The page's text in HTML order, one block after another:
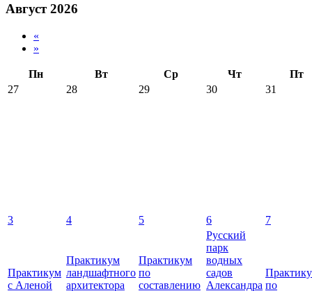
Август 2026
«
»
Пн Вт Ср Чт
Пт
27
28 29 30 31
3 4 5 6 7
Практикум
с Аленой
Практикум
ландшафтного
архитектора
Практикум
по
составлению
Русский
парк
водных
садов
Александра по